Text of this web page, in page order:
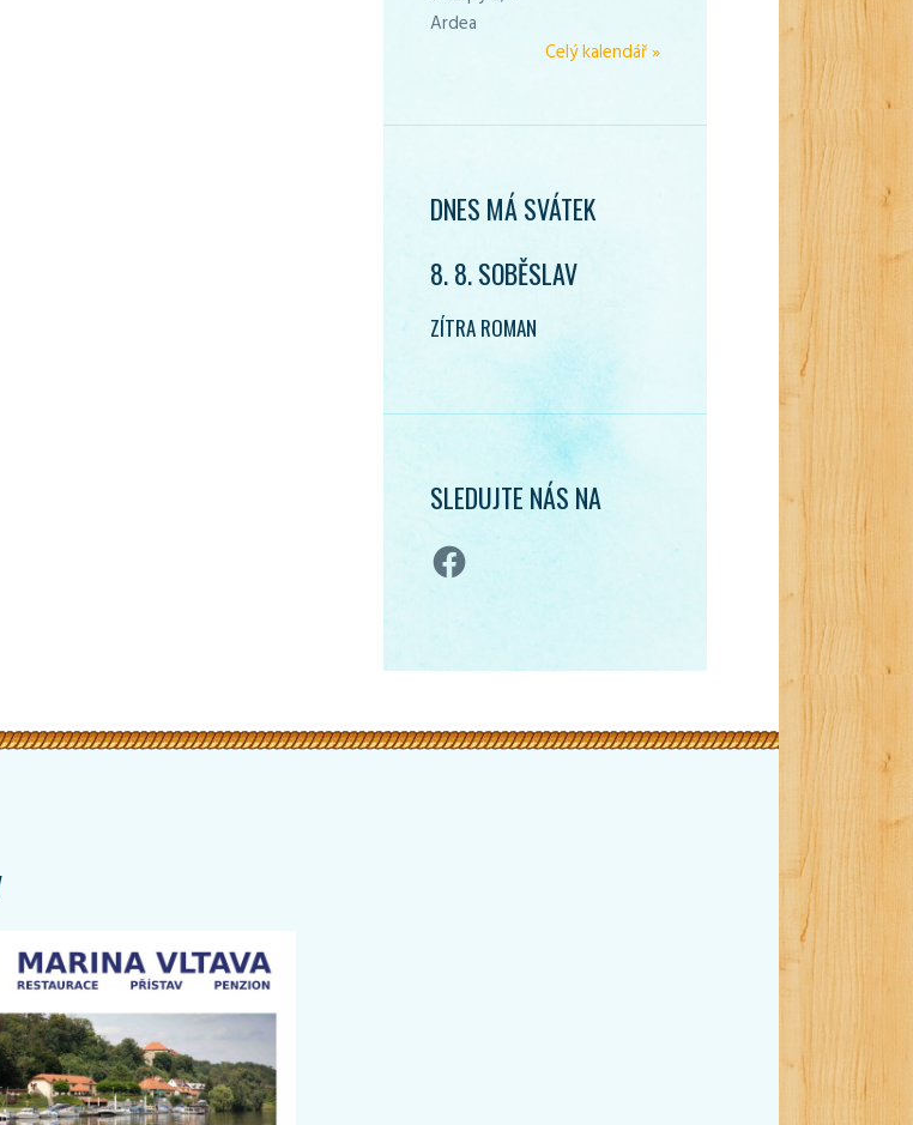
Ardea
Celý kalendář »
DNES MÁ SVÁTEK
8. 8. SOBĚSLAV
ZÍTRA ROMAN
SLEDUJTE NÁS NA
Facebook